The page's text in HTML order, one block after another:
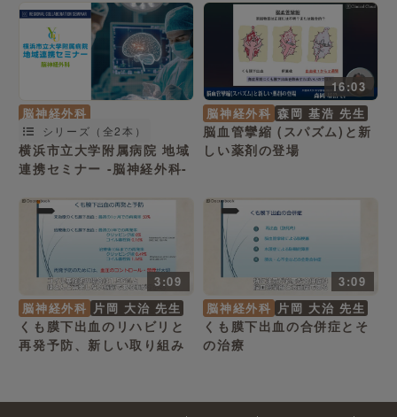
脳神経外科
シリーズ（全2本）
横浜市立大学附属病院 地域
連携セミナー -脳神経外科-
16:03
脳神経外科 森岡 基浩 先生
脳血管攣縮 (スパズム)と新
しい薬剤の登場
3:09
脳神経外科 片岡 大治 先生
くも膜下出血のリハビリと
再発予防、新しい取り組み
3:09
脳神経外科 片岡 大治 先生
くも膜下出血の合併症とそ
の治療